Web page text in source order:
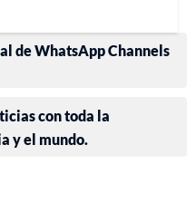
de WhatsApp Channels
con toda la
y el mundo.